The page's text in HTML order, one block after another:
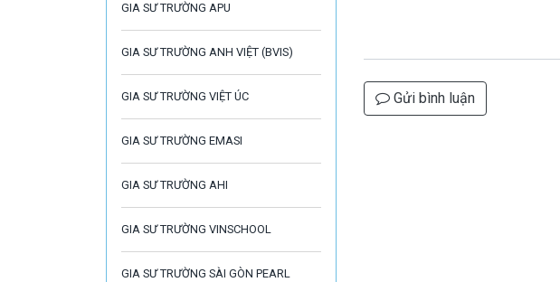
GIA SƯ TRƯỜNG APU
GIA SƯ TRƯỜNG ANH VIỆT (BVIS)
GIA SƯ TRƯỜNG VIỆT ÚC
GIA SƯ TRƯỜNG EMASI
GIA SƯ TRƯỜNG AHI
GIA SƯ TRƯỜNG VINSCHOOL
GIA SƯ TRƯỜNG SÀI GÒN PEARL
Gửi bình luận